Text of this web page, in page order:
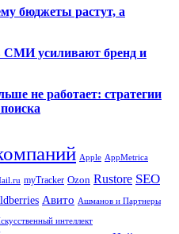
бюджеты растут, а
СМИ усиливают бренд и
не работает: стратегии
Apple AppMetrica
myTracker Ozon Rustore SEO
Авито Ашманов и Партнеры
интеллект